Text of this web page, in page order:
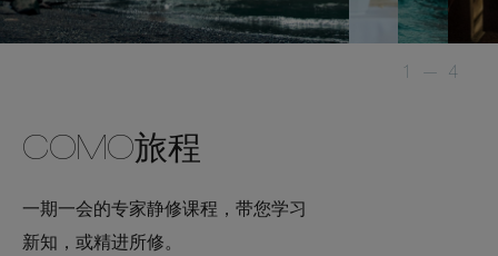
1 — 4
COMO旅程
一期一会的专家静修课程，带您学习
新知，或精进所修。